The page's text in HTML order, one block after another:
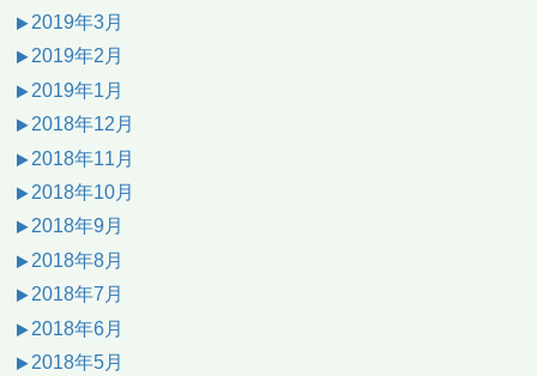
2019年3月
2019年2月
2019年1月
2018年12月
2018年11月
2018年10月
2018年9月
2018年8月
2018年7月
2018年6月
2018年5月